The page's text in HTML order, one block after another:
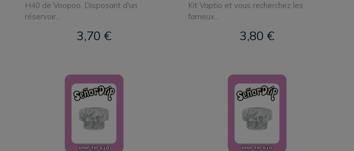
H40 de Voopoo. Disposant d'un
réservoir...
3,70 €
Kit Vaptio et vous recherchez les
fameux...
3,80 €